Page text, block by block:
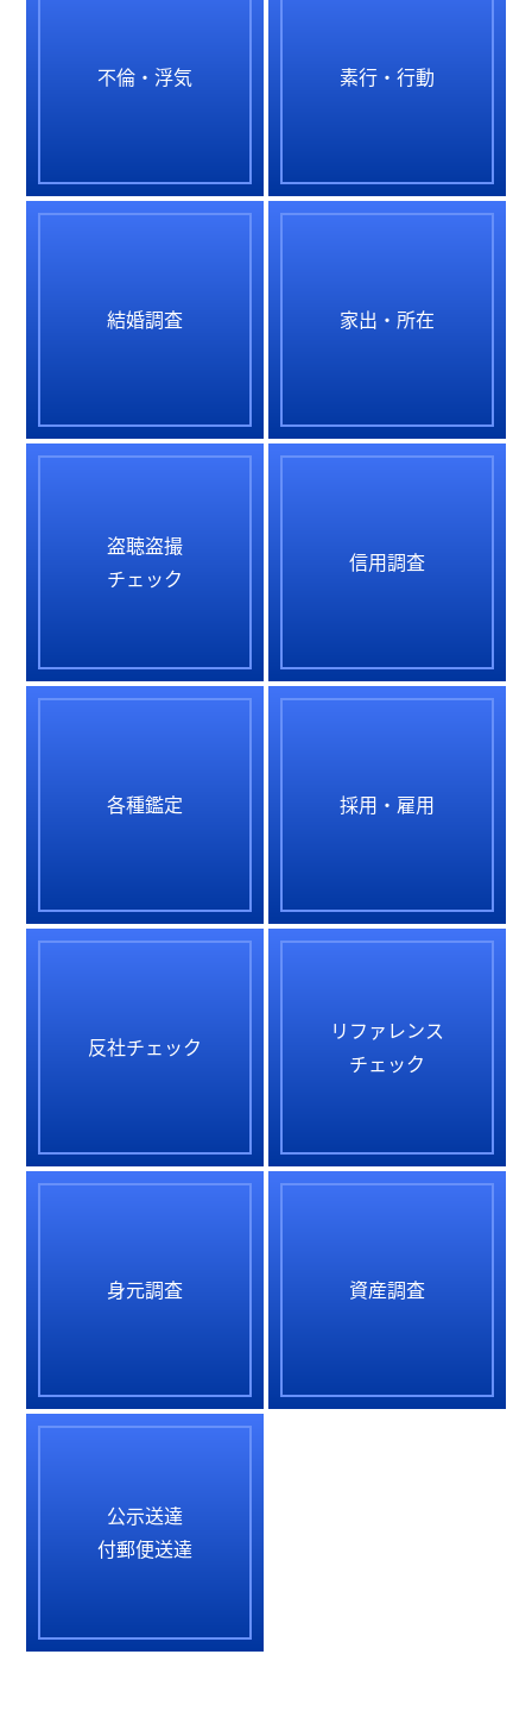
不倫・浮気 素行・行動
結婚調査 家出・所在
盗聴盗撮
チェック
信用調査
各種鑑定 採用・雇用
反社チェック
リファレンス
チェック
身元調査 資産調査
公示送達
付郵便送達